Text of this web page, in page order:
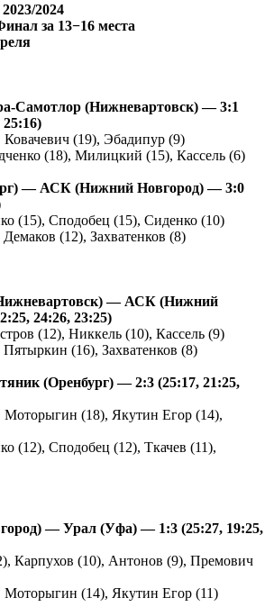
2024
за 13−16 места
Самотлор (Нижневартовск) — 3:1
25:16)
(19), Эбадипур (9)
(18), Милицкий (15), Кассель (6)
— АСК (Нижний Новгород) — 3:0
(15), Сподобец (15), Сиденко (10)
(12), Захватенков (8)
— АСК (Нижний
24:26, 23:25)
(12), Никкель (10), Кассель (9)
(16), Захватенков (8)
(Оренбург) — 2:3 (25:17, 21:25,
(18), Якутин Егор (14),
(12), Сподобец (12), Ткачев (11),
— Урал (Уфа) — 1:3 (25:27, 19:25,
Карпухов (10), Антонов (9), Премович
(14), Якутин Егор (11)